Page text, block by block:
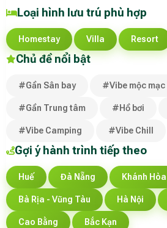
Loại hình lưu trú phù hợp
Homestay Villa Resort
Chủ đề nổi bật
#Gần Sân bay #Vibe mộc mạc
#Gần Trung tâm #Hồ bơi
#Vibe Camping #Vibe Chill
Gợi ý hành trình tiếp theo
Huế Đà Nẵng Khánh Hòa
Bà Rịa - Vũng Tàu Hà Nội
Cao Bằng Bắc Kạn